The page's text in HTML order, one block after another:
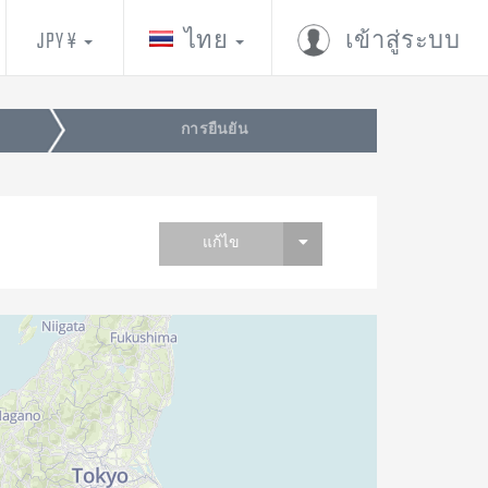
เข้าสู่ระบบ
ไทย
JPY ¥
การยืนยัน
แก้ไข